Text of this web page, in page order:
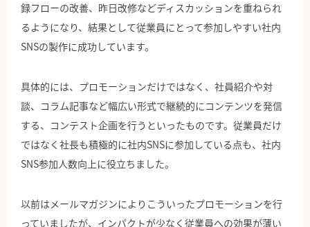
録フローの改善、昨日改修などディスカッションを重ねられ
るようになり、結果として従業員にとって参加しやすい社内
SNSの製作に成功しています。
具体的には、プロモーションだけではなく、社員紹介や対
談、コラム記事など幅広い形式で継続的にコンテンツを発信
する、コンテスト企画を行うといったものです。従業員だけ
ではなく社長も積極的に社内SNSに参加している点も、社内
SNS参加人数向上に役立ちました。
以前はメールマガジンによりこういったプロモーションを行
っていましたが、インパクトが少なく従業員への効果が薄い